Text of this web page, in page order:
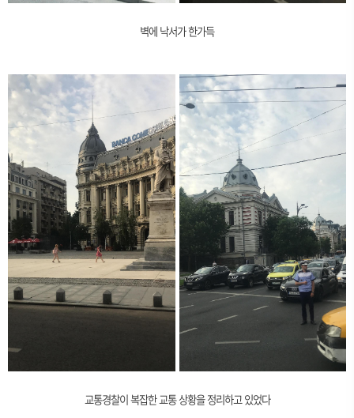
벽에 낙서가 한가득
교통경찰이 복잡한 교통 상황을 정리하고 있었다